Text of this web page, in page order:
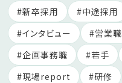
仕事紹介
営業職
営業事務職
企画事務職
新卒採用 中途採用
インタビュー
営業職
企画事務職
若手
現場report
研修